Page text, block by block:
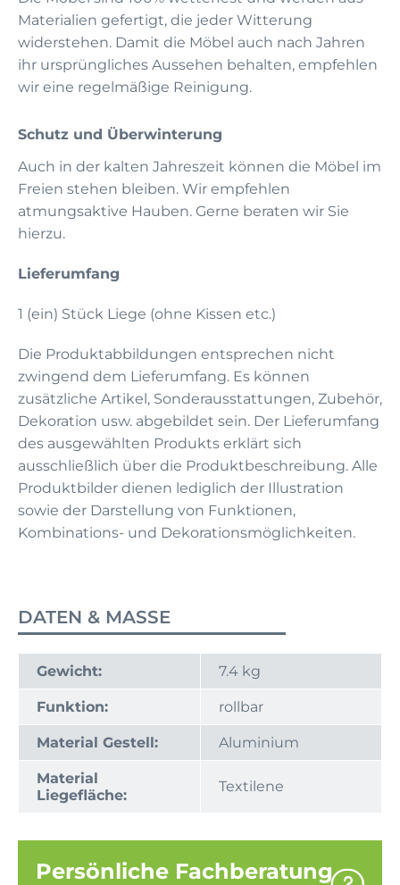
Materialien gefertigt, die jeder Witterung
widerstehen. Damit die Möbel auch nach Jahren
ihr ursprüngliches Aussehen behalten, empfehlen
wir eine regelmäßige Reinigung.
Schutz und Überwinterung
Auch in der kalten Jahreszeit können die Möbel im
Freien stehen bleiben. Wir empfehlen
atmungsaktive Hauben. Gerne beraten wir Sie
hierzu.
Lieferumfang
1 (ein) Stück Liege (ohne Kissen etc.)
Die Produktabbildungen entsprechen nicht
zwingend dem Lieferumfang. Es können
zusätzliche Artikel, Sonderausstattungen, Zubehör,
Dekoration usw. abgebildet sein. Der Lieferumfang
des ausgewählten Produkts erklärt sich
ausschließlich über die Produktbeschreibung. Alle
Produktbilder dienen lediglich der Illustration
sowie der Darstellung von Funktionen,
Kombinations- und Dekorationsmöglichkeiten.
DATEN & MASSE
Gewicht: 7.4 kg
Funktion: rollbar
Material Gestell: Aluminium
Material
Liegefläche:
Textilene
Persönliche Fachberatung